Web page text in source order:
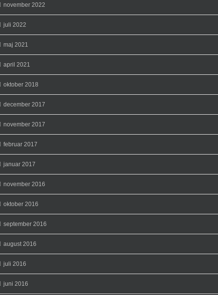
november 2022
juli 2022
maj 2021
april 2021
oktober 2018
december 2017
november 2017
februar 2017
januar 2017
november 2016
oktober 2016
september 2016
august 2016
juli 2016
juni 2016